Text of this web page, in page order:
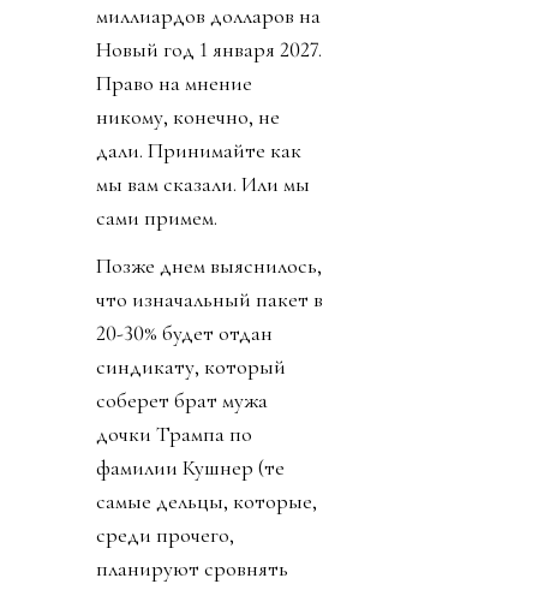
миллиардов долларов на
Новый год 1 января 2027.
Право на мнение
никому, конечно, не
дали. Принимайте как
мы вам сказали. Или мы
сами примем.
Позже днем выяснилось,
что изначальный пакет в
20-30% будет отдан
синдикату, который
соберет брат мужа
дочки Трампа по
фамилии Кушнер (те
самые дельцы, которые,
среди прочего,
планируют сровнять